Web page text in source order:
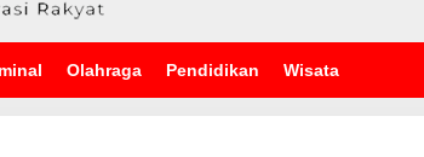
Olahraga Pendidikan Wisata